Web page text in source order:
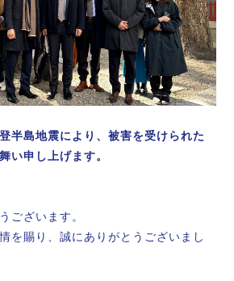
半島地震により、被害を受けられた
い申し上げます。
ございます。
を賜り、誠にありがとうございまし